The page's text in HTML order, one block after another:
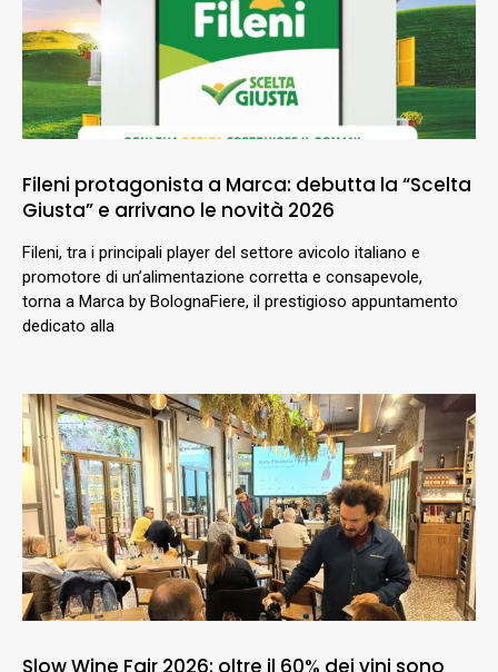
Fileni protagonista a Marca: debutta la “Scelta
Giusta” e arrivano le novità 2026
Fileni, tra i principali player del settore avicolo italiano e
promotore di un’alimentazione corretta e consapevole,
torna a Marca by BolognaFiere, il prestigioso appuntamento
dedicato alla
Slow Wine Fair 2026: oltre il 60% dei vini sono